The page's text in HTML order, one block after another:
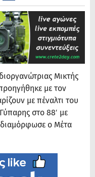
Μικτής
με τον
με πέναλτι του
στο 88′ με
διαμόρφωσε ο Μέτα